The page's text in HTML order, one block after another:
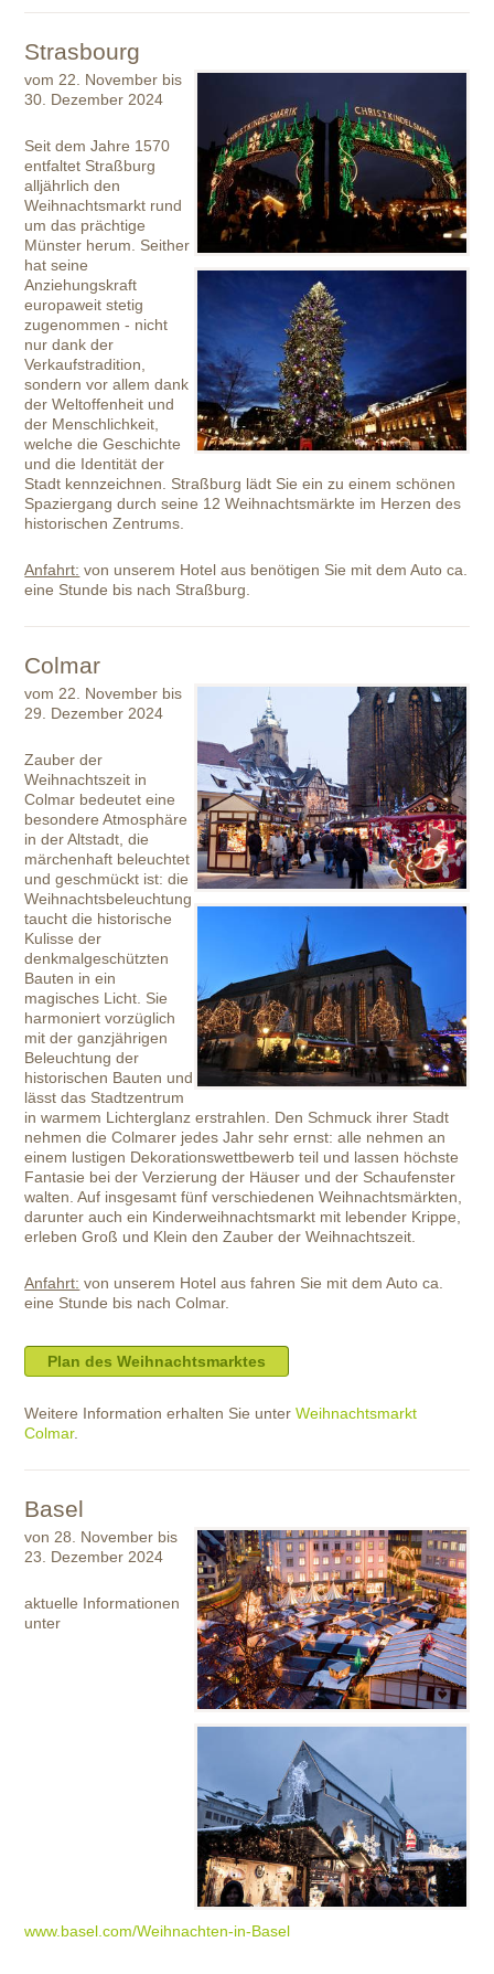
Strasbourg
vom 22. November bis
30. Dezember 2024
Seit dem Jahre 1570
entfaltet Straßburg
alljährlich den
Weihnachtsmarkt rund
um das prächtige
Münster herum. Seither
hat seine
Anziehungskraft
europaweit stetig
zugenommen - nicht
nur dank der
Verkaufstradition,
sondern vor allem dank
der Weltoffenheit und
der Menschlichkeit,
welche die Geschichte
und die Identität der
Stadt kennzeichnen. Straßburg lädt Sie ein zu einem schönen
Spaziergang durch seine 12 Weihnachtsmärkte im Herzen des
historischen Zentrums.
Anfahrt: von unserem Hotel aus benötigen Sie mit dem Auto ca.
eine Stunde bis nach Straßburg.
Colmar
vom 22. November bis
29. Dezember 2024
Zauber der
Weihnachtszeit in
Colmar bedeutet eine
besondere Atmosphäre
in der Altstadt, die
märchenhaft beleuchtet
und geschmückt ist: die
Weihnachtsbeleuchtung
taucht die historische
Kulisse der
denkmalgeschützten
Bauten in ein
magisches Licht. Sie
harmoniert vorzüglich
mit der ganzjährigen
Beleuchtung der
historischen Bauten und
lässt das Stadtzentrum
in warmem Lichterglanz erstrahlen. Den Schmuck ihrer Stadt
nehmen die Colmarer jedes Jahr sehr ernst: alle nehmen an
einem lustigen Dekorationswettbewerb teil und lassen höchste
Fantasie bei der Verzierung der Häuser und der Schaufenster
walten. Auf insgesamt fünf verschiedenen Weihnachtsmärkten,
darunter auch ein Kinderweihnachtsmarkt mit lebender Krippe,
erleben Groß und Klein den Zauber der Weihnachtszeit.
Anfahrt: von unserem Hotel aus fahren Sie mit dem Auto ca.
eine Stunde bis nach Colmar.
Plan des Weihnachtsmarktes
Weitere Information erhalten Sie unterWeihnachtsmarkt
Colmar.
Basel
von 28. November bis
23. Dezember 2024
aktuelle Informationen
unter
www.basel.com/Weihnachten-in-Basel